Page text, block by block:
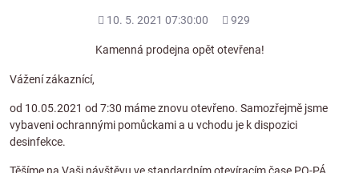
Přidáno
10. 5. 2021 07:30:00
Počet
929
Kamenná prodejna opět otevřena!
Vážení zákaznící,
od 10.05.2021 od 7:30 máme znovu otevřeno. Samozřejmě jsme
vybaveni ochrannými pomůckami a u vchodu je k dispozici
desinfekce.